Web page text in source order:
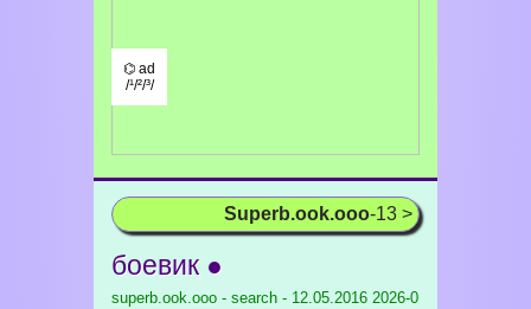
⌬ ad
/¹/²/³/
Superb.ook.ooo-13 >
боевик ●
superb.ook.ooo - search - 12.05.2016 2026-0